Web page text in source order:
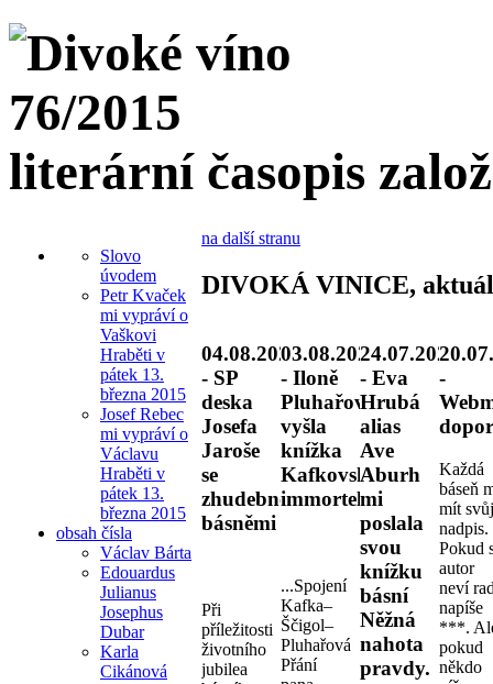
literární časopis
Slovo
úvodem
Petr Kvaček
mi vypráví o
Vaškovi
Hraběti v
pátek 13.
března 2015
Josef Rebec
mi vypráví o
Václavu
Hraběti v
pátek 13.
března 2015
obsah čísla
Václav Bárta
Edouardus
Julianus
Josephus
Dubar
Karla
Cikánová
na další stranu
DIVOKÁ VINICE,
04.08.2026
- SP
deska
Josefa
Jaroše
se
zhudebněnými
básněmi
Při
příležitosti
životního
jubilea
03.08.2026
- Iloně
Pluhařové
vyšla
knížka
Kafkovské
immortelly.
...Spojení
Kafka–
Ščigol–
Pluhařová
Přání
24.07.2026
- Eva
Hrubá
alias
Ave
Aburh
mi
poslala
svou
knížku
básní
Něžná
nahota
pravdy.
-
Každá
báseň
mít
nadpis.
Pokud
autor
neví
napíše
***.
pokud
někdo